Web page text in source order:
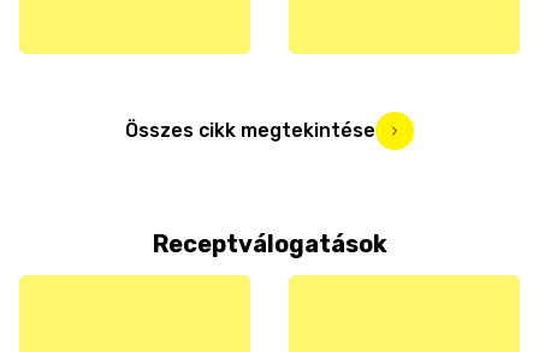
Összes cikk megtekintése
Receptválogatások